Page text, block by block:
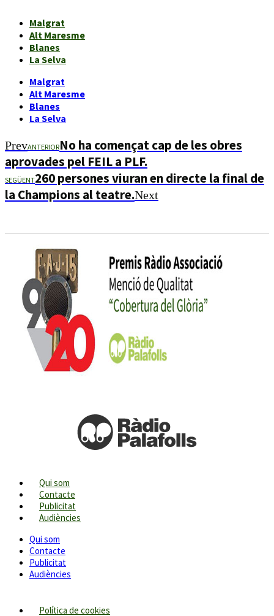
Malgrat
Alt Maresme
Blanes
La Selva
Malgrat
Alt Maresme
Blanes
La Selva
PrevANTERIORNo ha començat cap de les obres
aprovades pel FEIL a PLF.
SEGÜENT260 persones viuran en directe la final de
la Champions al teatre.Next
Qui som
Contacte
Publicitat
Audiències
Qui som
Contacte
Publicitat
Audiències
Política de cookies